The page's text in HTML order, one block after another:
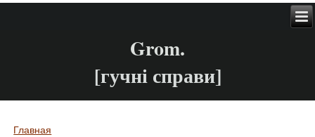
Grom.
[гучні справи]
Главная